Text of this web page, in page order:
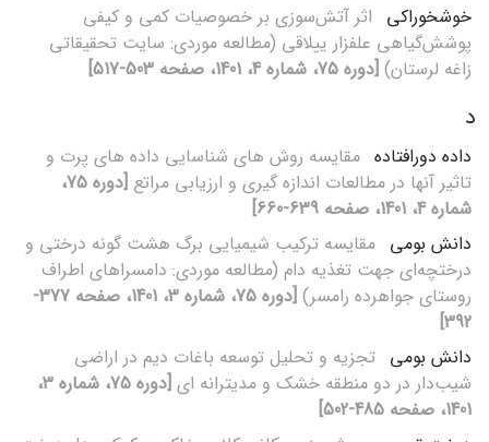
خوشخوراکی اثر آتش‌سوزی بر خصوصیات کمی و کیفی
پوشش‌گیاهی علفزار ییلاقی (مطالعه موردی: سایت تحقیقاتی
زاغه لرستان) [دوره 75، شماره 4، 1401، صفحه 503-517]
د
داده دورافتاده مقایسه روش های شناسایی داده های پرت و
تاثیر آنها در مطالعات اندازه گیری و ارزیابی مراتع
[دوره 75،
شماره 4، 1401، صفحه 639-660]
دانش بومی مقایسه ترکیب شیمیایی برگ هشت گونه‌ درختی و
درختچه‌ای جهت تغذیه دام (مطالعه موردی: دامسراهای اطراف
روستای جواهرده رامسر)
[دوره 75، شماره 3، 1401، صفحه 377-
392]
دانش بومی تجزیه و تحلیل توسعه باغات دیم در اراضی
شیب‌دار در دو منطقه خشک و مدیترانه ای
[دوره 75، شماره 3،
1401، صفحه 485-502]